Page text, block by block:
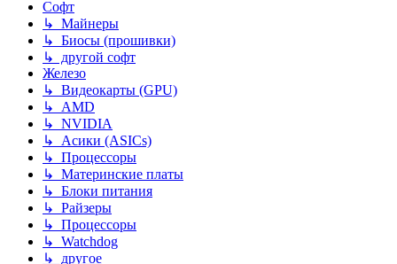
Софт
↳ Майнеры
↳ Биосы (прошивки)
↳ другой софт
Железо
↳ Видеокарты (GPU)
↳ AMD
↳ NVIDIA
↳ Асики (ASICs)
↳ Процессоры
↳ Материнские платы
↳ Блоки питания
↳ Райзеры
↳ Процессоры
↳ Watchdog
↳ другое